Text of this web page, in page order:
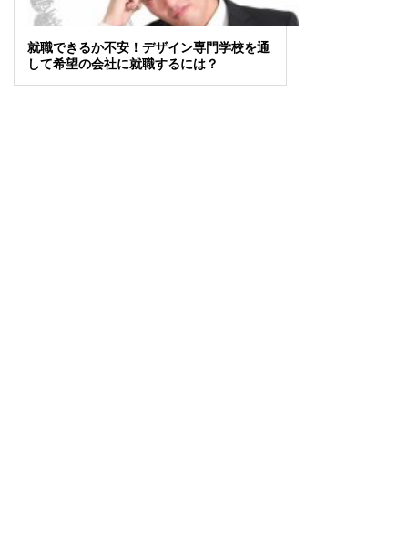
就職できるか不安！デザイン専門学校を通
して希望の会社に就職するには？